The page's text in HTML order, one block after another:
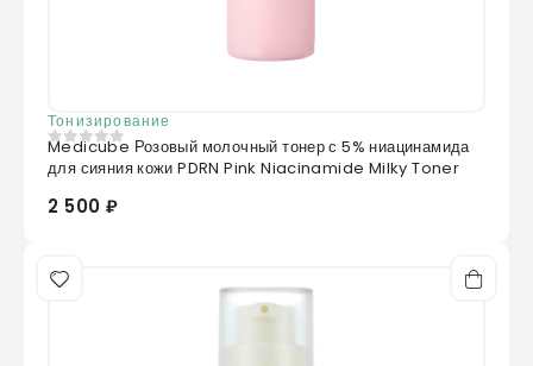
Тонизирование
0из 5
Medicube Розовый молочный тонер с 5% ниацинамида
для сияния кожи PDRN Pink Niacinamide Milky Toner
2 500 ₽